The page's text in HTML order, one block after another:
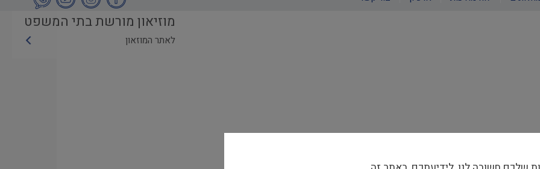
מוזיאון מורשת בתי המשפט
לאתר המוזאון